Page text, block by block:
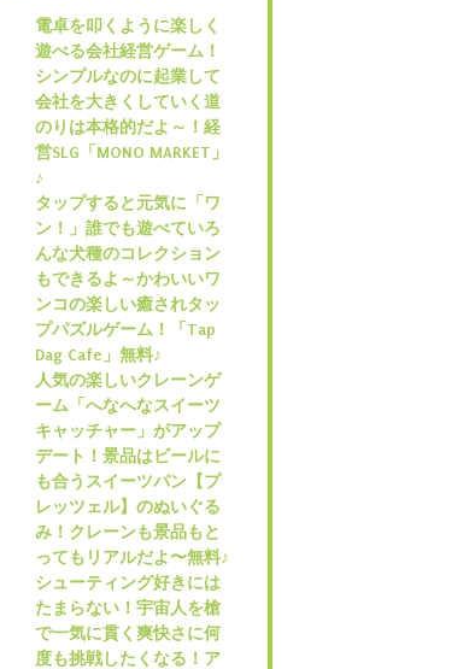
電卓を叩くように楽しく
遊べる会社経営ゲーム！
シンプルなのに起業して
会社を大きくしていく道
のりは本格的だよ～！経
営SLG「MONO MARKET」
♪
タップすると元気に「ワ
ン！」誰でも遊べていろ
んな犬種のコレクション
もできるよ～かわいいワ
ンコの楽しい癒されタッ
プパズルゲーム！「Tap
Dag Cafe」無料♪
人気の楽しいクレーンゲ
ーム「へなへなスイーツ
キャッチャー」がアップ
デート！景品はビールに
も合うスイーツパン【プ
レッツェル】のぬいぐる
み！クレーンも景品もと
ってもリアルだよ〜無料♪
シューティング好きには
たまらない！宇宙人を槍
で一気に貫く爽快さに何
度も挑戦したくなる！ア